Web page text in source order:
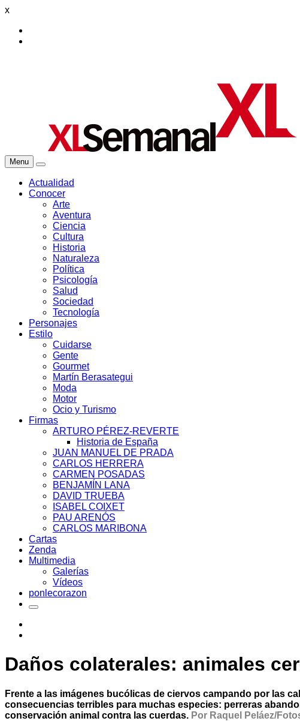
x
Menu
Actualidad
Conocer
Arte
Aventura
Ciencia
Cultura
Historia
Naturaleza
Política
Psicología
Salud
Sociedad
Tecnología
Personajes
Estilo
Cuidarse
Gente
Gourmet
Martín Berasategui
Moda
Motor
Ocio y Turismo
Firmas
ARTURO PÉREZ-REVERTE
Historia de España
JUAN MANUEL DE PRADA
CARLOS HERRERA
CARMEN POSADAS
BENJAMÍN LANA
DAVID TRUEBA
ISABEL COIXET
PAU ARENÓS
CARLOS MARIBONA
Cartas
Zenda
Multimedia
Galerías
Vídeos
ponlecorazon
Daños colaterales: animales
Frente a las imágenes bucólicas de ciervos campando por las
consecuencias terribles para muchas especies: perreras
conservación animal contra las cuerdas. Por Raquel Peláez/